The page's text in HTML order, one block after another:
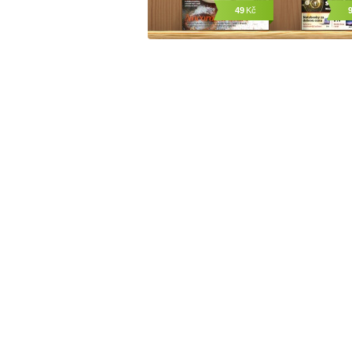
49 Kč